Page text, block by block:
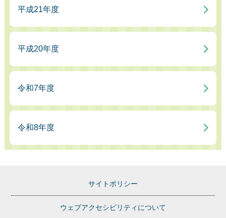
平成21年度
平成20年度
令和7年度
令和8年度
サイトポリシー
ウェブアクセシビリティについて